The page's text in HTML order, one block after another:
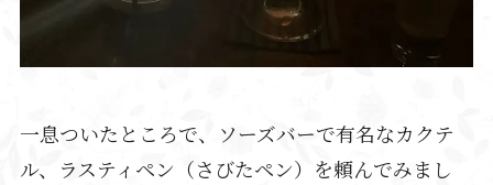
一息ついたところで、ソーズバーで有名なカクテ
ル、ラスティペン（さびたペン）を頼んでみまし